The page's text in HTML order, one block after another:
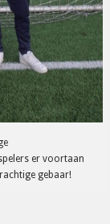
er voortaan
gebaar!